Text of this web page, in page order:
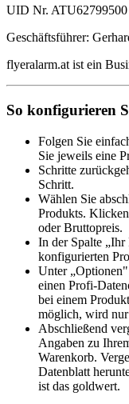
UID Nr. ATU62799500
Geschäftsführer:
flyeralarm.at ist ein
So konfigurieren
Folgen Sie
Sie jeweils eine
Schritte
Schritt.
Wählen Sie
Produkts.
oder Bruttopreis.
In der Spalte
konfigurierten
Unter
einen Profi-
bei einem
möglich, wird nur
Abschließend
Angaben zu
Warenkorb.
Datenblatt
ist das goldwert.